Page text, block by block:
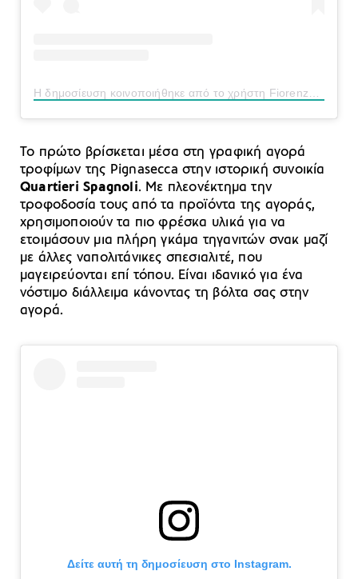
Το πρώτο βρίσκεται μέσα στη γραφική αγορά
τροφίμων της Pignasecca στην ιστορική συνοικία
Quartieri Spagnoli. Με πλεονέκτημα την
τροφοδοσία τους από τα προϊόντα της αγοράς,
χρησιμοποιούν τα πιο φρέσκα υλικά για να
ετοιμάσουν μια πλήρη γκάμα τηγανιτών σνακ μαζί
με άλλες ναπολιτάνικες σπεσιαλιτέ, που
μαγειρεύονται επί τόπου. Είναι ιδανικό για ένα
νόστιμο διάλλειμα κάνοντας τη βόλτα σας στην
αγορά.
Δείτε αυτή τη δημοσίευση στο Instagram.